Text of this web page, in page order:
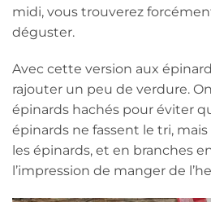
midi, vous trouverez
déguster.
Avec cette version aux
rajouter un peu de verdure.
épinards hachés pour éviter
épinards ne fassent le tri,
les épinards, et en branches
l’impression de manger de